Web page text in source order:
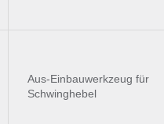
Aus-Einbauwerkzeug für
Schwinghebel